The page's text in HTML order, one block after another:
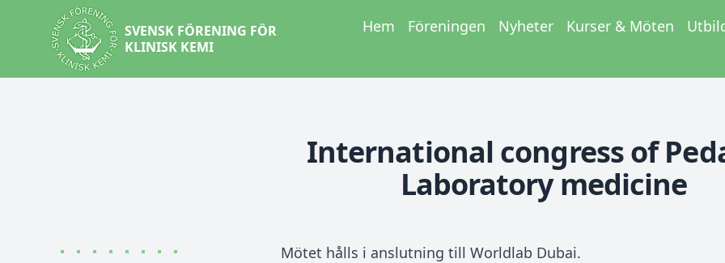
SVENSK FÖRENING FÖR
KLINISK KEMI
Hem Föreningen Nyheter Kurser & Möten
International congress of
Laboratory medicine
Mötet hålls i anslutning till Worldlab Dubai.